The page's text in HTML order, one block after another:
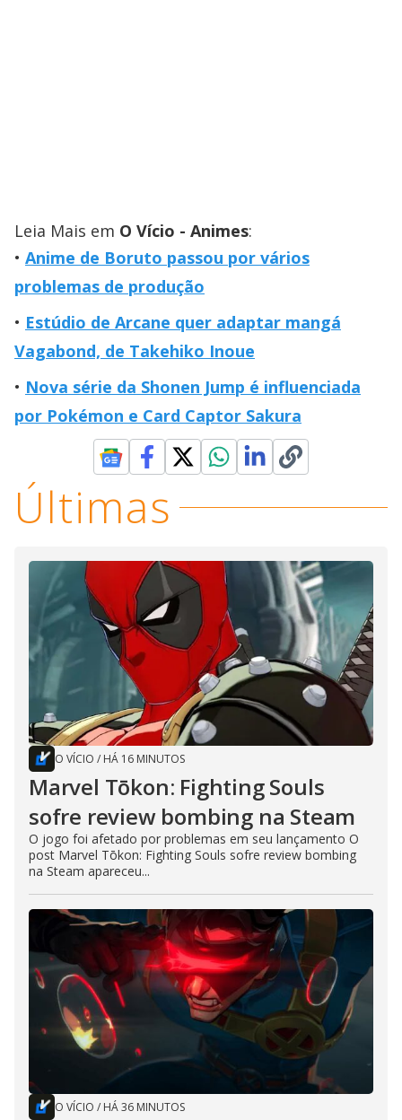
Leia Mais em O Vício - Animes:
Anime de Boruto passou por vários
problemas de produção
Estúdio de Arcane quer adaptar mangá
Vagabond, de Takehiko Inoue
Nova série da Shonen Jump é influenciada
por Pokémon e Card Captor Sakura
Últimas
O VÍCIO / HÁ 16 MINUTOS
Marvel Tōkon: Fighting Souls
sofre review bombing na Steam
O jogo foi afetado por problemas em seu lançamento O
post Marvel Tōkon: Fighting Souls sofre review bombing
na Steam apareceu...
O VÍCIO / HÁ 36 MINUTOS